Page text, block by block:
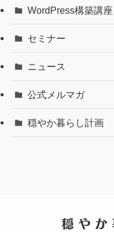
WordPress構築講座
セミナー
ニュース
公式メルマガ
穏やか暮らし計画